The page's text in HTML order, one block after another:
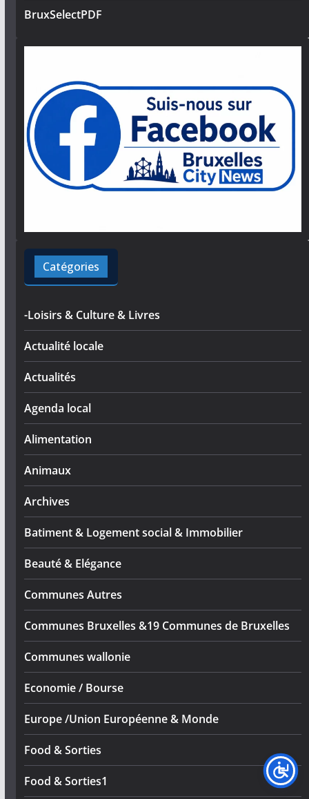
BruxSelectPDF
Catégories
-Loisirs & Culture & Livres
Actualité locale
Actualités
Agenda local
Alimentation
Animaux
Archives
Batiment & Logement social & Immobilier
Beauté & Elégance
Communes Autres
Communes Bruxelles &19 Communes de Bruxelles
Communes wallonie
Economie / Bourse
Europe /Union Européenne & Monde
Food & Sorties
Food & Sorties1